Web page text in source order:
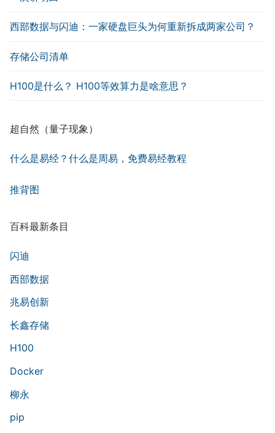
西部数据与闪迪：一家硬盘巨头为何重新拆成两家公司？
存储公司清单
H100是什么？ H100等效算力是啥意思？
超自然（量子现象）
什么是易经？什么是周易，免费易经教程
推背图
百科最新条目
闪迪
西部数据
兆易创新
长鑫存储
H100
Docker
柳永
pip